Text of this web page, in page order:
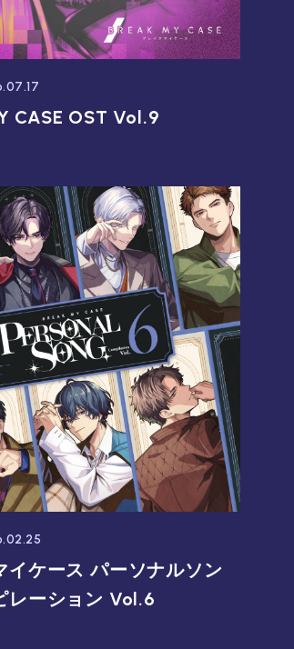
CASE OST Vol.9
イケース パーソナルソン
レーション Vol.6